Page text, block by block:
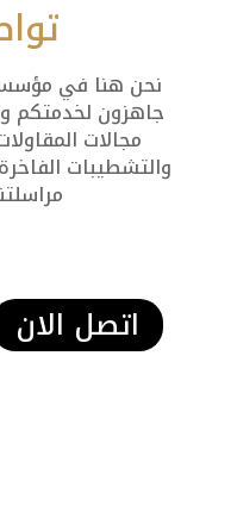
نحن هنا في
جاهزون لخدمتكم
مجالات
والتشطيبات
اتصل الان